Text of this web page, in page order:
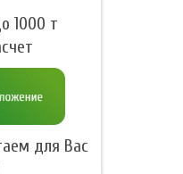
1000 т
для Вас